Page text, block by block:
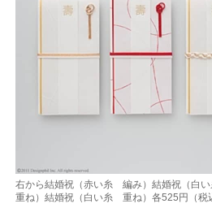
右から結婚祝（赤い糸 編み）結婚祝（白
重ね）結婚祝（白い糸 重ね）各525円（税